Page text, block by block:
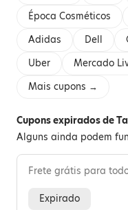
Época Cosméticos
Adidas
Dell
Uber
Mercado
Mais cupons →
Cupons expirados de
Alguns ainda podem
Frete grátis para
Expirado